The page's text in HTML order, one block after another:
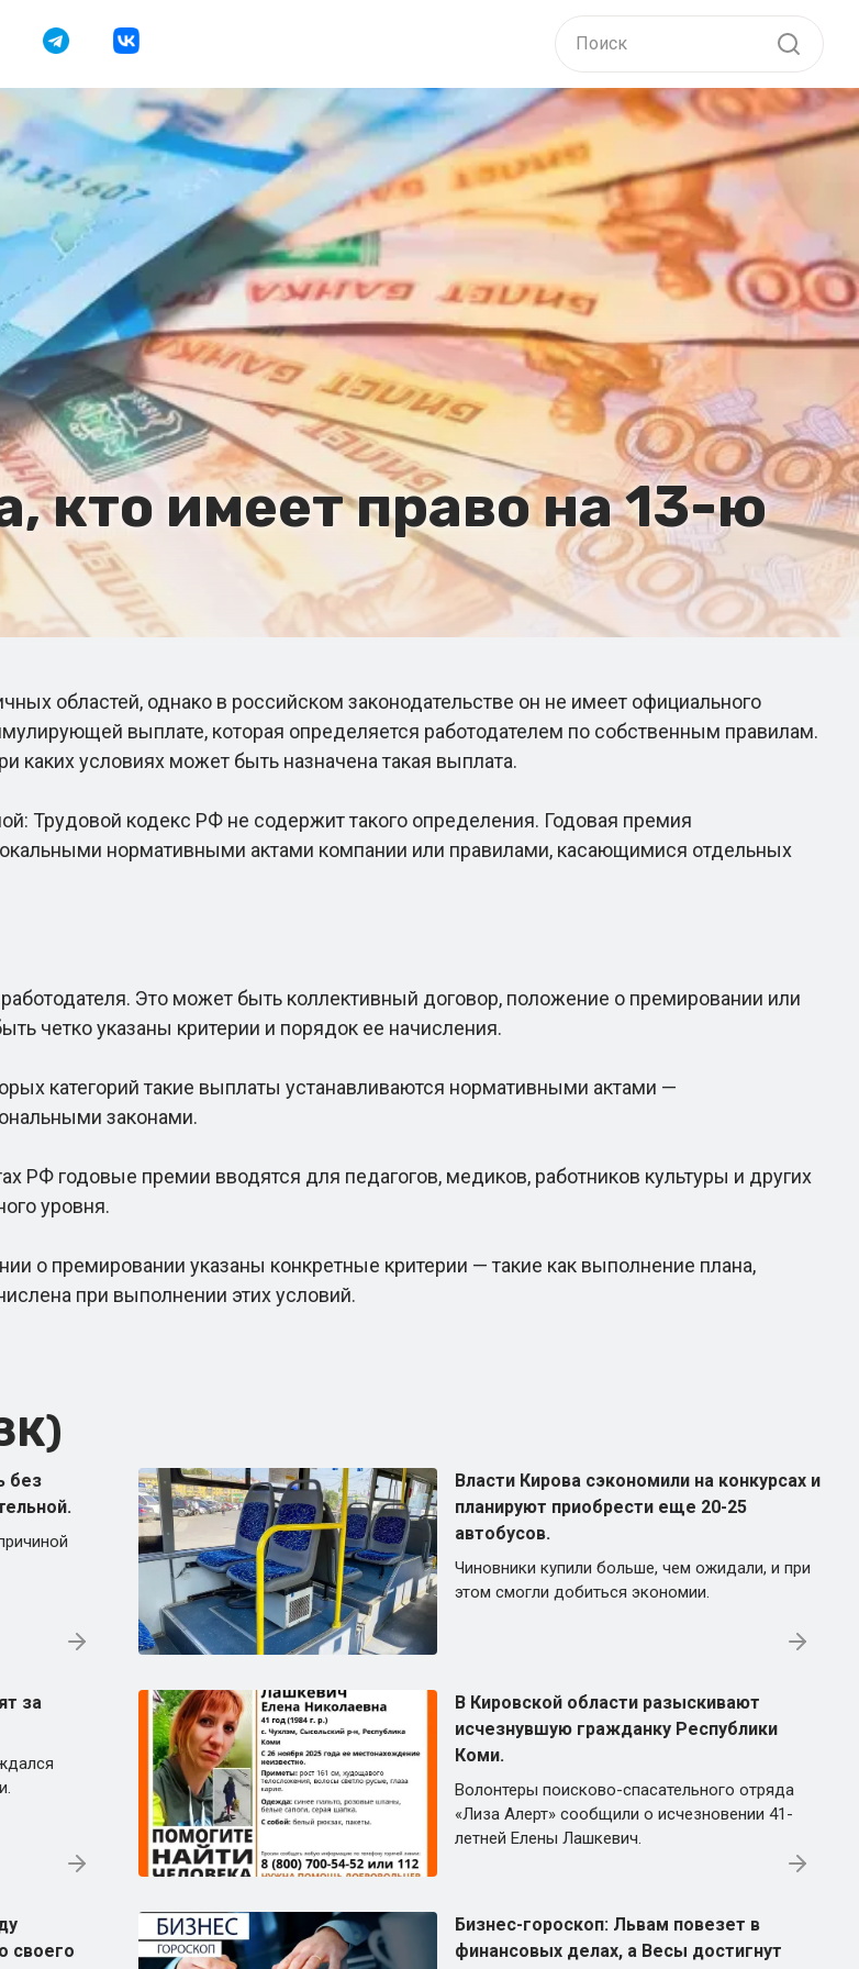
кто имеет право на 13-ю
областей, однако в российском законодательстве он не имеет официального
выплате, которая определяется работодателем по собственным правилам.
каких условиях может быть назначена такая выплата.
Трудовой кодекс РФ не содержит такого определения. Годовая премия
нормативными актами компании или правилами, касающимися отдельных
Это может быть коллективный договор, положение о премировании или
четко указаны критерии и порядок ее начисления.
категорий такие выплаты устанавливаются нормативными актами —
законами.
годовые премии вводятся для педагогов, медиков, работников культуры и других
уровня.
о премировании указаны конкретные критерии — такие как выполнение плана,
при выполнении этих условий.
без
Власти Кирова сэкономили на конкурсах и
планируют приобрести еще 20-25
автобусов.
Чиновники купили больше, чем ожидали, и при
этом смогли добиться экономии.
за
В Кировской области разыскивают
исчезнувшую гражданку Республики
Коми.
Волонтеры поисково-спасательного отряда
«Лиза Алерт» сообщили о исчезновении 41-
летней Елены Лашкевич.
своего
Бизнес-гороскоп: Львам повезет в
финансовых делах, а Весы достигнут